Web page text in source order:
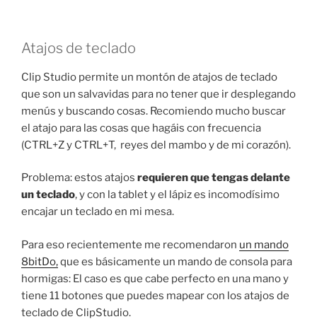
Atajos de teclado
Clip Studio permite un montón de atajos de teclado
que son un salvavidas para no tener que ir desplegando
menús y buscando cosas. Recomiendo mucho buscar
el atajo para las cosas que hagáis con frecuencia
(CTRL+Z y CTRL+T, reyes del mambo y de mi corazón).
Problema: estos atajos requieren que tengas delante
un teclado, y con la tablet y el lápiz es incomodísimo
encajar un teclado en mi mesa.
Para eso recientemente me recomendaron un mando
8bitDo,que es básicamente un mando de consola para
hormigas: El caso es que cabe perfecto en una mano y
tiene 11 botones que puedes mapear con los atajos de
teclado de ClipStudio.